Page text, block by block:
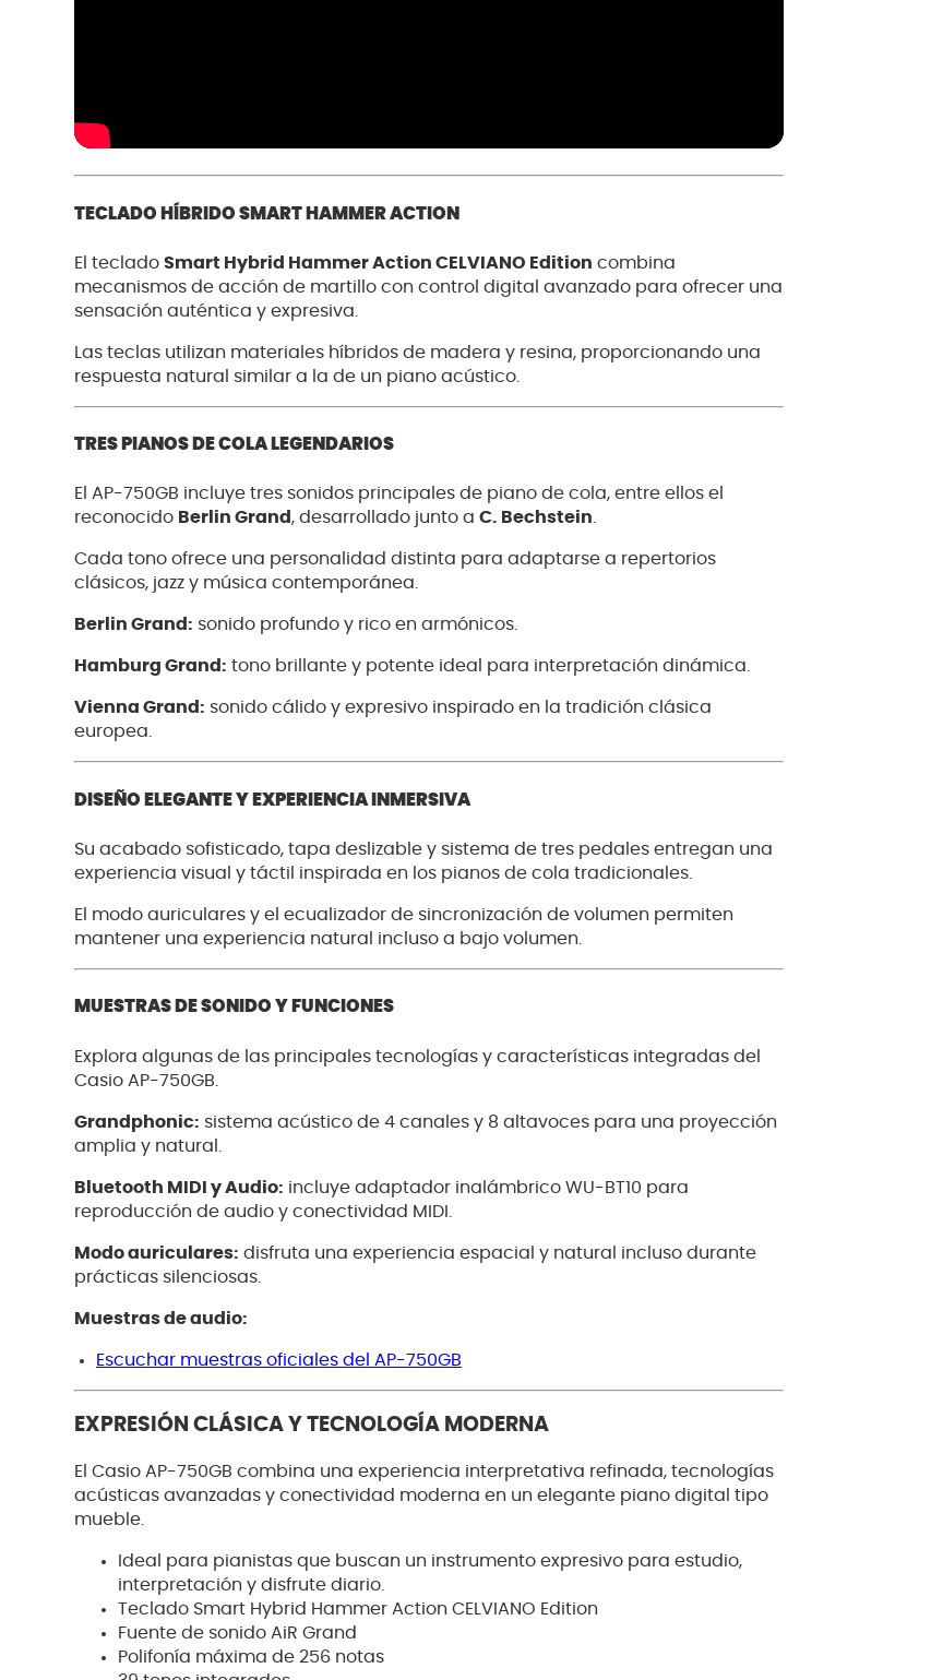
TECLADO HÍBRIDO SMART HAMMER ACTION
El teclado Smart Hybrid Hammer Action CELVIANO Edition combina
mecanismos de acción de martillo con control digital avanzado para ofrecer una
sensación auténtica y expresiva.
Las teclas utilizan materiales híbridos de madera y resina, proporcionando una
respuesta natural similar a la de un piano acústico.
TRES PIANOS DE COLA LEGENDARIOS
El AP-750GB incluye tres sonidos principales de piano de cola, entre ellos el
reconocido Berlin Grand, desarrollado junto a C. Bechstein.
Cada tono ofrece una personalidad distinta para adaptarse a repertorios
clásicos, jazz y música contemporánea.
Berlin Grand: sonido profundo y rico en armónicos.
Hamburg Grand: tono brillante y potente ideal para interpretación dinámica.
Vienna Grand: sonido cálido y expresivo inspirado en la tradición clásica
europea.
DISEÑO ELEGANTE Y EXPERIENCIA INMERSIVA
Su acabado sofisticado, tapa deslizable y sistema de tres pedales entregan una
experiencia visual y táctil inspirada en los pianos de cola tradicionales.
El modo auriculares y el ecualizador de sincronización de volumen permiten
mantener una experiencia natural incluso a bajo volumen.
MUESTRAS DE SONIDO Y FUNCIONES
Explora algunas de las principales tecnologías y características integradas del
Casio AP-750GB.
Grandphonic: sistema acústico de 4 canales y 8 altavoces para una proyección
amplia y natural.
Bluetooth MIDI y Audio: incluye adaptador inalámbrico WU-BT10 para
reproducción de audio y conectividad MIDI.
Modo auriculares: disfruta una experiencia espacial y natural incluso durante
prácticas silenciosas.
Muestras de audio:
Escuchar muestras oficiales del AP-750GB
EXPRESIÓN CLÁSICA Y TECNOLOGÍA MODERNA
El Casio AP-750GB combina una experiencia interpretativa refinada, tecnologías
acústicas avanzadas y conectividad moderna en un elegante piano digital tipo
mueble.
Ideal para pianistas que buscan un instrumento expresivo para estudio,
interpretación y disfrute diario.
Teclado Smart Hybrid Hammer Action CELVIANO Edition
Fuente de sonido AiR Grand
Polifonía máxima de 256 notas